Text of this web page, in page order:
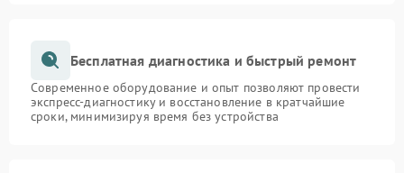
Бесплатная диагностика и быстрый ремонт
Современное оборудование и опыт позволяют провести
экспресс-диагностику и восстановление в кратчайшие
сроки, минимизируя время без устройства